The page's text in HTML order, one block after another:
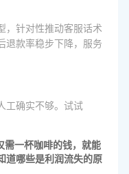
，针对性推动客服话术
退款率稳步下降，服务
工确实不够。试试
需一杯咖啡的钱，就能
道哪些是利润流失的原